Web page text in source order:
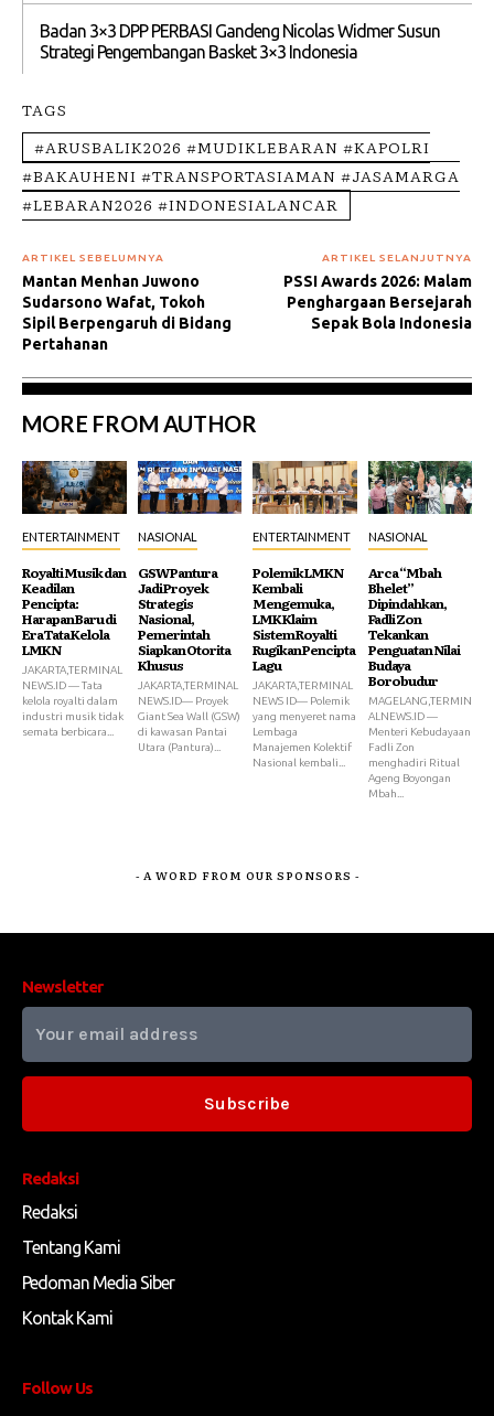
Badan 3×3 DPP PERBASI Gandeng Nicolas Widmer Susun
Strategi Pengembangan Basket 3×3 Indonesia
TAGS
#ARUSBALIK2026 #MUDIKLEBARAN #KAPOLRI
#BAKAUHENI #TRANSPORTASIAMAN #JASAMARGA
#LEBARAN2026 #INDONESIALANCAR
ARTIKEL SEBELUMNYA
Mantan Menhan Juwono
Sudarsono Wafat, Tokoh
Sipil Berpengaruh di Bidang
Pertahanan
ARTIKEL SELANJUTNYA
PSSI Awards 2026: Malam
Penghargaan Bersejarah
Sepak Bola Indonesia
MORE FROM AUTHOR
ENTERTAINMENT
Royalti Musik dan
Keadilan
Pencipta:
Harapan Baru di
Era Tata Kelola
LMKN
JAKARTA,TERMINAL
NEWS.ID — Tata
kelola royalti dalam
industri musik tidak
semata berbicara...
NASIONAL
GSW Pantura
Jadi Proyek
Strategis
Nasional,
Pemerintah
Siapkan Otorita
Khusus
JAKARTA,TERMINAL
NEWS.ID— Proyek
Giant Sea Wall (GSW)
di kawasan Pantai
Utara (Pantura)...
ENTERTAINMENT
Polemik LMKN
Kembali
Mengemuka,
LMK Klaim
Sistem Royalti
Rugikan Pencipta
Lagu
JAKARTA,TERMINAL
NEWS ID— Polemik
yang menyeret nama
Lembaga
Manajemen Kolektif
Nasional kembali...
NASIONAL
Arca “Mbah
Bhelet”
Dipindahkan,
Fadli Zon
Tekankan
Penguatan Nilai
Budaya
Borobudur
MAGELANG,TERMIN
ALNEWS.ID —
Menteri Kebudayaan
Fadli Zon
menghadiri Ritual
Ageng Boyongan
Mbah...
- A WORD FROM OUR SPONSORS -
Redaksi
Redaksi
Tentang Kami
Pedoman Media Siber
Kontak Kami
Follow Us
Newsletter
Subscribe